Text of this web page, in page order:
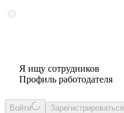
Я ищу сотрудников
Профиль работодателя
Войти Зарегистрироваться